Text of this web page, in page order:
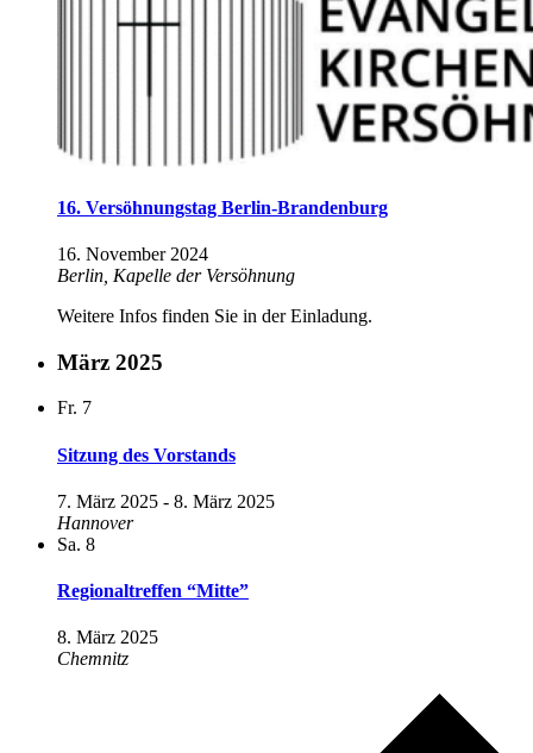
16. Versöhnungstag Berlin-Brandenburg
16. November 2024
Berlin, Kapelle der Versöhnung
Weitere Infos finden Sie in der Einladung.
März 2025
Fr. 7
Sitzung des Vorstands
7. März 2025 - 8. März 2025
Hannover
Sa. 8
Regionaltreffen “Mitte”
8. März 2025
Chemnitz